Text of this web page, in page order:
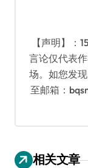
【声明】：
言论仅代表
场。如您发
至邮箱：
相关文章